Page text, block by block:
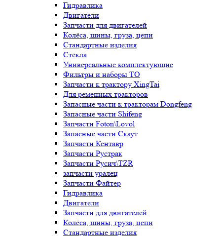
Гидравлика
Двигатели
Запчасти для двигателей
Колёса, шины, груза, цепи
Стандартные изделия
Стёкла
Универсальные комплектующие
Фильтры и наборы ТО
Запчасти к трактору XingTai
Для ременных тракторов
Запасные части к тракторам Dongfeng
Запасные части Shifeng
Запчасти Foton\Lovol
Запасные части Скаут
Запчасти Кентавр
Запчасти Рустрак
Запчасти Русич\TZR
запчасти уралец
Запчасти Файтер
Гидравлика
Двигатели
Запчасти для двигателей
Колёса, шины, груза, цепи
Стандартные изделия